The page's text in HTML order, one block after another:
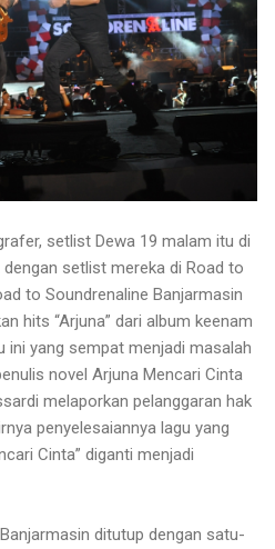
setlist Dewa 19 malam itu di
setlist mereka di Road to
to Soundrenaline Banjarmasin
hits “Arjuna” dari album keenam
ini yang sempat menjadi masalah
novel Arjuna Mencari Cinta
melaporkan pelanggaran hak
penyelesaiannya lagu yang
Cinta” diganti menjadi
ditutup dengan satu-